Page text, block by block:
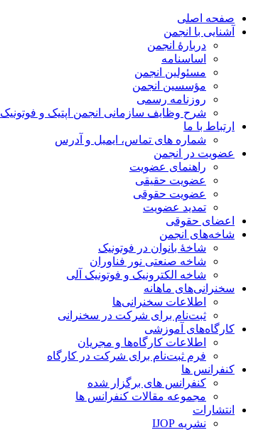
صفحه اصلی
آشنایی با انجمن
دربارۀ انجمن
اساسنامه
مسئولین انجمن
مؤسسین انجمن
روزنامه رسمی
شرح وظایف سازمانی انجمن اپتیک و فوتونیک
ارتباط با ما
شماره های تماس، ایمیل و آدرس
عضویت در انجمن
راهنمای عضویت
عضویت حقیقی
عضویت حقوقی
تمدید عضویت
اعضای حقوقی
شاخه‌های انجمن
شاخۀ بانوان در فوتونیک
شاخه صنعتی نور فناوران
شاخه‌ الکترونیک و فوتونیک آلی
سخنرانی‌های ماهانه
اطلاعات سخنرانی‌‌ها
ثبت‌نام برای شرکت در سخنرانی
کارگاه‌های آموزشی
اطلاعات کارگاه‌ها و مجریان
فرم ثبت‌نام برای شرکت در کارگاه
کنفرانس ها
کنفرانس های برگزار شده
مجموعه مقالات کنفرانس ها
انتشارات
نشریه IJOP